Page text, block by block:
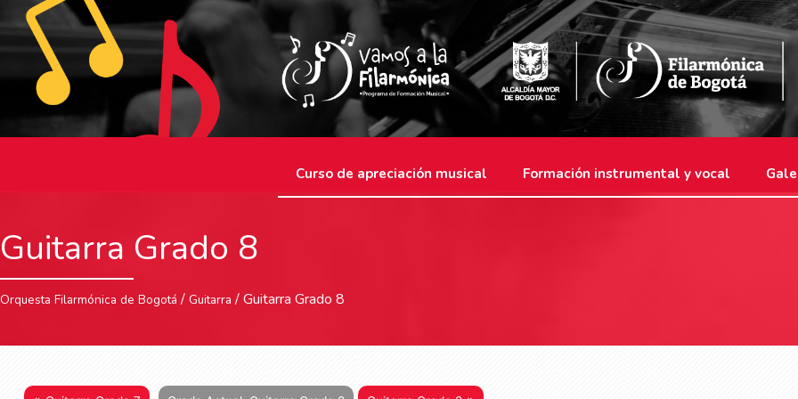
Curso de apreciación musical Formación instrumental y vocal
Guitarra Grado 8
Orquesta Filarmónica de Bogotá / Guitarra / Guitarra Grado 8